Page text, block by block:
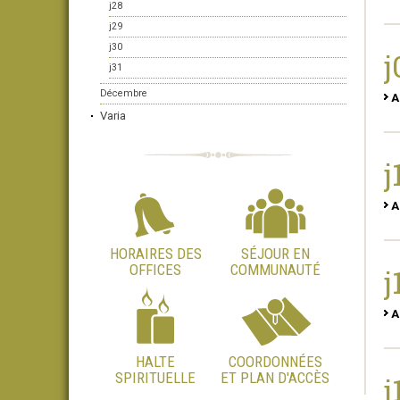
j28
j29
j30
j31
Décembre
Varia
HORAIRES DES
OFFICES
SÉJOUR EN
COMMUNAUTÉ
HALTE
SPIRITUELLE
COORDONNÉES
ET PLAN D'ACCÈS